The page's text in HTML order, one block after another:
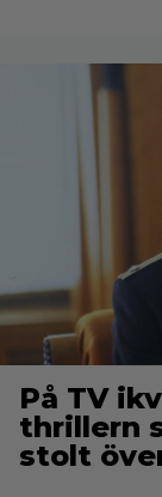
På TV
thrillern
stolt